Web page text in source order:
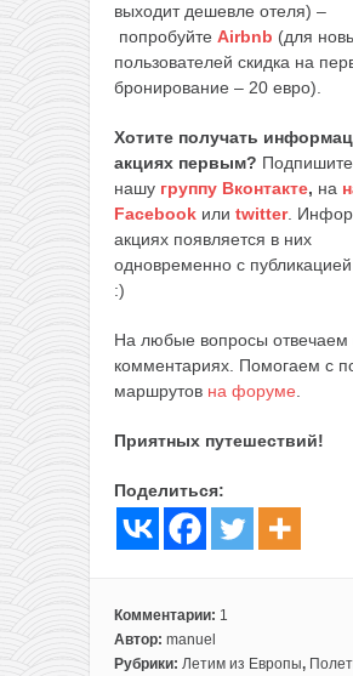
выходит дешевле отеля) –
попробуйте Airbnb (для
пользователей скидка на
бронирование – 20 евро).
Хотите получать
акциях первым?
нашу группу Вконтакте, на
Facebook или twitter.
акциях появляется в них
одновременно с
:)
На любые вопросы отвечаем
комментариях. Помогаем с
маршрутов на форуме.
Приятных путешествий!
Поделиться:
Комментарии: 1
Автор: manuel
Рубрики: Летим из Европы,